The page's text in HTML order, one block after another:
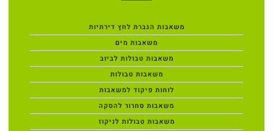
משאבות הגברת לחץ דירתיות
משאבות מים
משאבות טבולות לביוב
משאבות טבולות
לוחות פיקוד למשאבות
משאבות סחרור להסקה
משאבות טבולות לניקוז